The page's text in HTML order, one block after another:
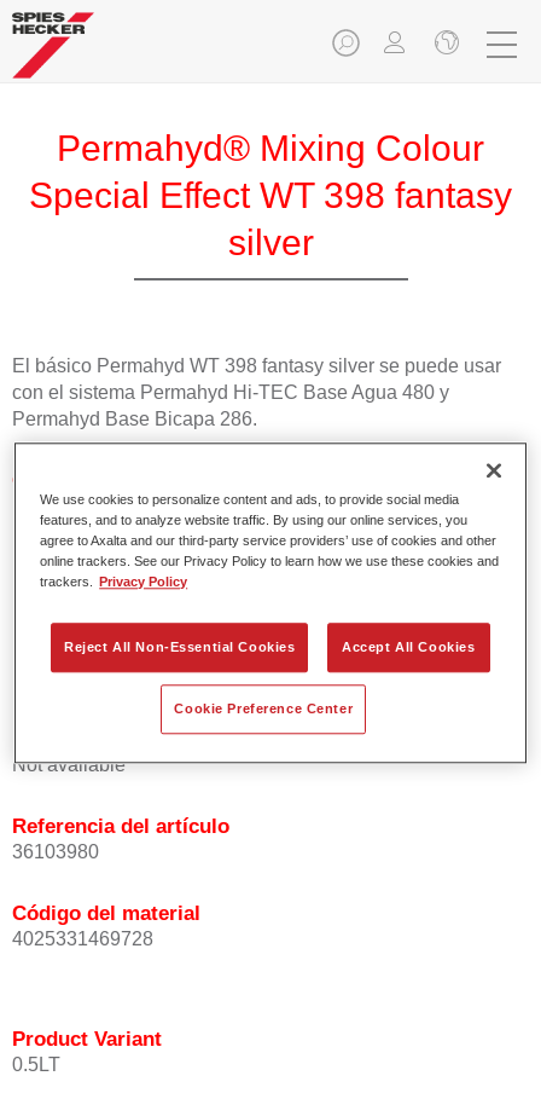
Permahyd® Mixing Colour
Special Effect WT 398 fantasy
silver
El básico Permahyd WT 398 fantasy silver se puede usar
con el sistema Permahyd Hi-TEC Base Agua 480 y
Permahyd Base Bicapa 286.
Características del producto
Fácil y rápido de aplicar.
Excepcional precisión del color con una orientación
homogénea de las partículas de efecto.
Tiempos de proceso cortos.
Muy buena cubrición.
Se usa para reparar colores OEM especiales.
Product Variant
Not available
Referencia del artículo
36103980
Código del material
4025331469728
Product Variant
0.5LT
We use cookies to personalize content and ads, to provide social media
features, and to analyze website traffic. By using our online services, you
agree to Axalta and our third-party service providers’ use of cookies and other
online trackers. See our Privacy Policy to learn how we use these cookies and
trackers.
Privacy Policy
Reject All Non-Essential Cookies Accept All Cookies
Cookie Preference Center